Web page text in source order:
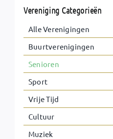
Vereniging Categorieën
Alle Verenigingen
Buurtverenigingen
Senioren
Sport
Vrije Tijd
Cultuur
Muziek